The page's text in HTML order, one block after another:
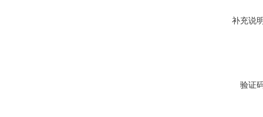
补充说
验证